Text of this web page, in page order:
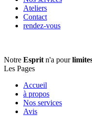
Ateliers
Contact
rendez-vous
Notre Esprit n'a pour
Les Pages
Accueil
à propos
Nos services
Avis